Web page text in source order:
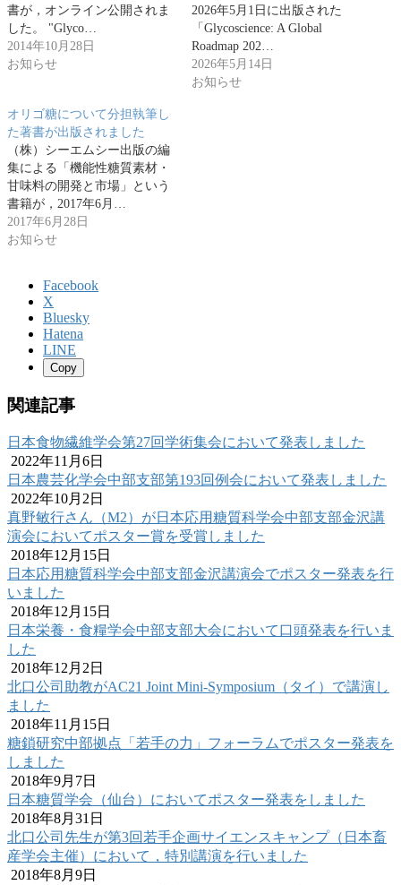
書が，オンライン公開されま
した。 "Glyco…
2014年10月28日
お知らせ
2026年5月1日に出版された
「Glycoscience: A Global
Roadmap 202…
2026年5月14日
お知らせ
オリゴ糖について分担執筆し
た著書が出版されました
（株）シーエムシー出版の編
集による「機能性糖質素材・
甘味料の開発と市場」という
書籍が，2017年6月…
2017年6月28日
お知らせ
Facebook
X
Bluesky
Hatena
LINE
Copy
関連記事
日本食物繊維学会第27回学術集会において発表しました
2022年11月6日
日本農芸化学会中部支部第193回例会において発表しました
2022年10月2日
真野敏行さん（M2）が日本応用糖質科学会中部支部金沢講
演会においてポスター賞を受賞しました
2018年12月15日
日本応用糖質科学会中部支部金沢講演会でポスター発表を行
いました
2018年12月15日
日本栄養・食糧学会中部支部大会において口頭発表を行いま
した
2018年12月2日
北口公司助教がAC21 Joint Mini-Symposium（タイ）で講演し
ました
2018年11月15日
糖鎖研究中部拠点「若手の力」フォーラムでポスター発表を
しました
2018年9月7日
日本糖質学会（仙台）においてポスター発表をしました
2018年8月31日
北口公司先生が第3回若手企画サイエンスキャンプ（日本畜
産学会主催）において，特別講演を行いました
2018年8月9日